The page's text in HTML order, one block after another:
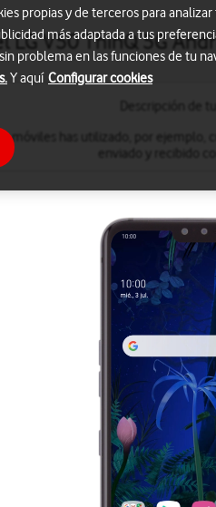
V50 ThinQ 5G
móviles has utilizado, por ejemplo,
propias y de terceros para
más adaptada a tus
problema en las funciones de tu
Y aquí Configurar cookies